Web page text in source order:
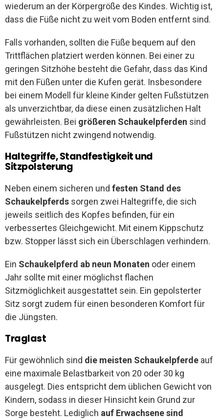
wiederum an der Körpergröße des Kindes. Wichtig ist,
dass die Füße nicht zu weit vom Boden entfernt sind.
Falls vorhanden, sollten die Füße bequem auf den
Trittflächen platziert werden können. Bei einer zu
geringen Sitzhöhe besteht die Gefahr, dass das Kind
mit den Füßen unter die Kufen gerät. Insbesondere
bei einem Modell für kleine Kinder gelten Fußstützen
als unverzichtbar, da diese einen zusätzlichen Halt
gewährleisten. Bei größeren Schaukelpferden sind
Fußstützen nicht zwingend notwendig.
Haltegriffe, Standfestigkeit und
Sitzpolsterung
Neben einem sicheren und festen Stand des
Schaukelpferds sorgen zwei Haltegriffe, die sich
jeweils seitlich des Kopfes befinden, für ein
verbessertes Gleichgewicht. Mit einem Kippschutz
bzw. Stopper lässt sich ein Überschlagen verhindern.
Ein Schaukelpferd ab neun Monaten oder einem
Jahr sollte mit einer möglichst flachen
Sitzmöglichkeit ausgestattet sein. Ein gepolsterter
Sitz sorgt zudem für einen besonderen Komfort für
die Jüngsten.
Traglast
Für gewöhnlich sind die meisten Schaukelpferde auf
eine maximale Belastbarkeit von 20 oder 30 kg
ausgelegt. Dies entspricht dem üblichen Gewicht von
Kindern, sodass in dieser Hinsicht kein Grund zur
Sorge besteht. Lediglich auf Erwachsene sind